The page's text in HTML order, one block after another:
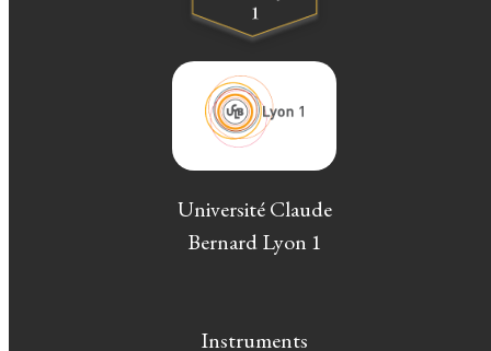
Université Claude
Bernard Lyon 1
Instruments